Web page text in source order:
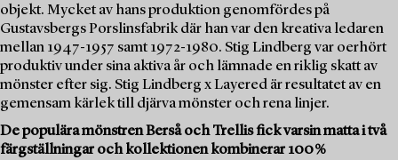
objekt. Mycket av hans produktion genomfördes på
Gustavsbergs Porslinsfabrik där han var den kreativa ledaren
mellan 1947-1957 samt 1972-1980. Stig Lindberg var oerhört
produktiv under sina aktiva år och lämnade en riklig skatt av
mönster efter sig. Stig Lindberg x Layered är resultatet av en
gemensam kärlek till djärva mönster och rena linjer.
De populära mönstren Berså och Trellis fick varsin matta i två
färgställningar och kollektionen kombinerar 100 %